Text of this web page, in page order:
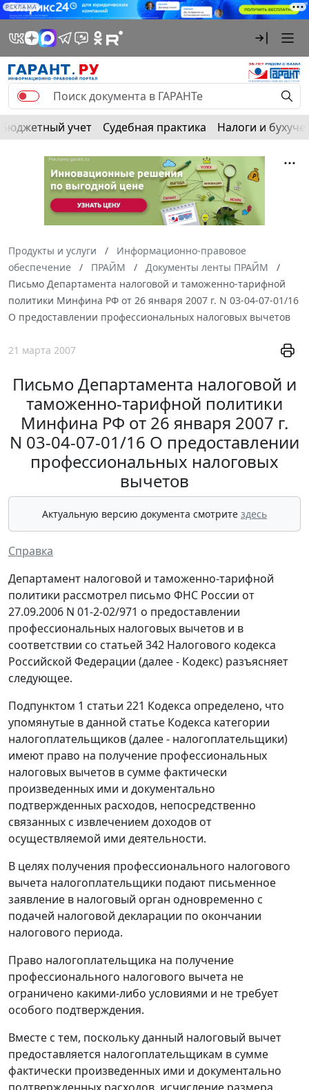
РЕКЛАМА
Бюджетный учет Судебная практика Налоги и
Продукты и услуги
Информационно-правовое
обеспечение
ПРАЙМ
Документы ленты ПРАЙМ
Письмо Департамента налоговой и таможенно-тарифной
политики Минфина РФ от 26 января 2007 г. N 03-04-07-01/16
О предоставлении профессиональных налоговых вычетов
21 марта 2007
Письмо Департамента налоговой и
таможенно-тарифной политики
Минфина РФ от 26 января 2007 г.
N 03-04-07-01/16 О предоставлении
профессиональных налоговых
вычетов
Актуальную версию документа смотрите здесь
Справка
Департамент налоговой и таможенно-тарифной
политики рассмотрел письмо ФНС России от
27.09.2006 N 01-2-02/971 о предоставлении
профессиональных налоговых вычетов и в
соответствии со статьей 342 Налогового кодекса
Российской Федерации (далее - Кодекс) разъясняет
следующее.
Подпунктом 1 статьи 221 Кодекса определено, что
упомянутые в данной статье Кодекса категории
налогоплательщиков (далее - налогоплательщики)
имеют право на получение профессиональных
налоговых вычетов в сумме фактически
произведенных ими и документально
подтвержденных расходов, непосредственно
связанных с извлечением доходов от
осуществляемой ими деятельности.
В целях получения профессионального налогового
вычета налогоплательщики подают письменное
заявление в налоговый орган одновременно с
подачей налоговой декларации по окончании
налогового периода.
Право налогоплательщика на получение
профессионального налогового вычета не
ограничено какими-либо условиями и не требует
особого подтверждения.
Вместе с тем, поскольку данный налоговый вычет
предоставляется налогоплательщикам в сумме
фактически произведенных ими и документально